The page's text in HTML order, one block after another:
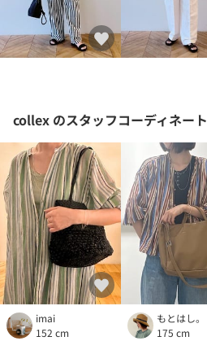
collex のスタッフコーディネート
imai
152 cm
もとはし。
175 cm